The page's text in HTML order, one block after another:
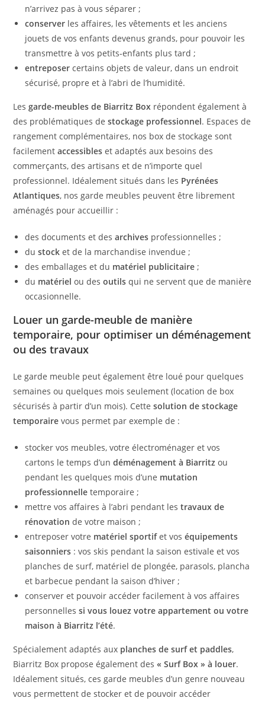
n’arrivez pas à vous séparer ;
conserver les affaires, les vêtements et les anciens
jouets de vos enfants devenus grands, pour pouvoir les
transmettre à vos petits-enfants plus tard ;
entreposer certains objets de valeur, dans un endroit
sécurisé, propre et à l’abri de l’humidité.
Lesgarde-meubles de Biarritz Box répondent également à
des problématiques destockage professionnel. Espaces de
rangement complémentaires, nos box de stockage sont
facilementaccessibles et adaptés aux besoins des
commerçants, des artisans et de n’importe quel
professionnel. Idéalement situés dans les Pyrénées
Atlantiques, nos garde meubles peuvent être librement
aménagés pour accueillir :
des documents et desarchives professionnelles ;
dustock et de la marchandise invendue ;
des emballages et du matériel publicitaire ;
du matériel ou desoutils qui ne servent que de manière
occasionnelle.
Louer un garde-meuble de manière
temporaire, pour optimiser un déménagement
ou des travaux
Le garde meuble peut également être loué pour quelques
semaines ou quelques mois seulement (location de box
sécurisés à partir d’un mois). Cettesolution de stockage
temporairevous permet par exemple de :
stocker vos meubles, votre électroménager et vos
cartons le temps d’undéménagement à Biarritz ou
pendant les quelques mois d’une mutation
professionnelle temporaire ;
mettre vos affaires à l’abri pendant lestravaux de
rénovation de votre maison ;
entreposer votre matériel sportifet voséquipements
saisonniers : vos skis pendant la saison estivale et vos
planches de surf, matériel de plongée, parasols, plancha
et barbecue pendant la saison d’hiver ;
conserver et pouvoir accéder facilement à vos affaires
personnellessi vous louez votre appartement ou votre
maison à Biarritz l’été.
Spécialement adaptés aux planches de surf et paddles,
Biarritz Box propose également des« Surf Box » à louer.
Idéalement situés, ces garde meubles d’un genre nouveau
vous permettent de stocker et de pouvoir accéder